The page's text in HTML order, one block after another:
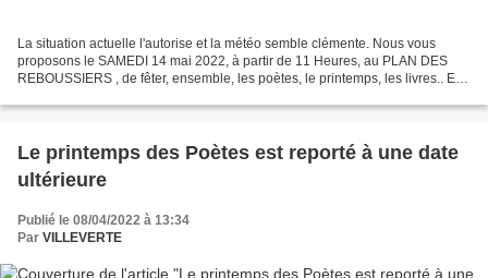
La situation actuelle l'autorise et la météo semble clémente. Nous vous
proposons le SAMEDI 14 mai 2022, à partir de 11 Heures, au PLAN DES
REBOUSSIERS , de fêter, ensemble, les poètes, le printemps, les livres.. En
Le printemps des Poètes est reporté à une date
ultérieure
Publié le 08/04/2022 à 13:34
Par VILLEVERTE